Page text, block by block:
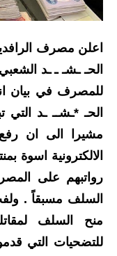
اعلن مصرف
الحـ ـشـ ـ ـد
للمصرف في بيان
مشيرا الى ان
الالكترونية اسوة
رواتبهم على
السلف مسبقاً .
منح السلف
للتضحيات التي